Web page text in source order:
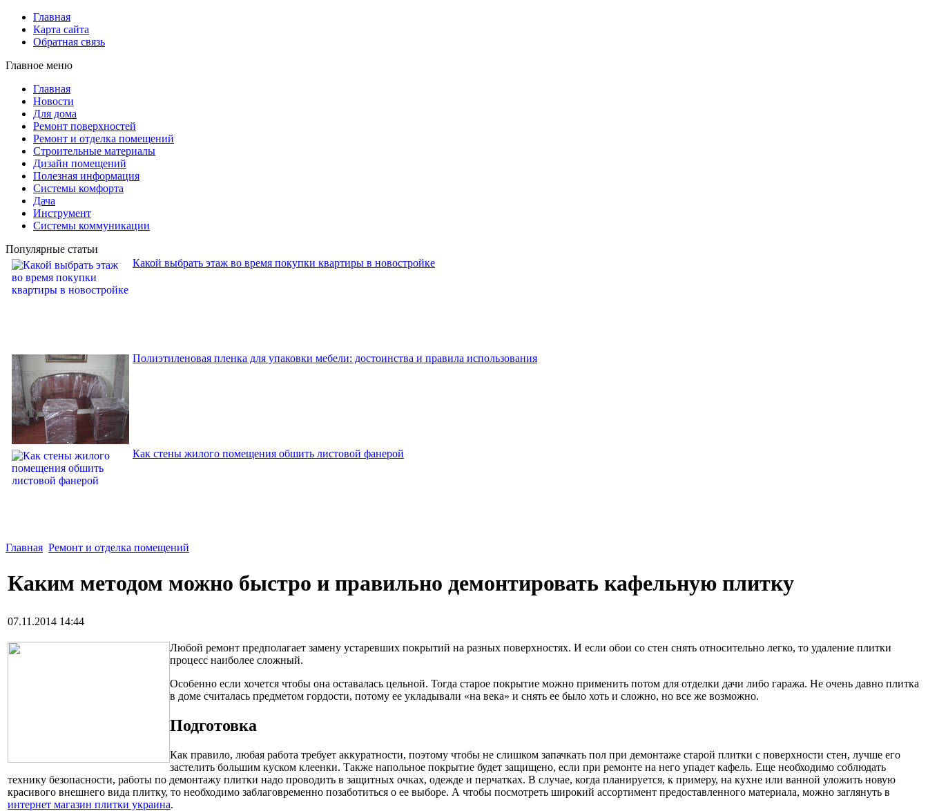
Главная
Карта сайта
Обратная связь
Главное меню
Главная
Новости
Для дома
Ремонт поверхностей
Ремонт и отделка помещений
Строительные материалы
Дизайн помещений
Полезная информация
Системы комфорта
Дача
Инструмент
Системы коммуникации
Популярные статьи
Какой выбрать этаж во время покупки квартиры в новостройке
Полиэтиленовая пленка для упаковки мебели: достоинства и правила использования
Как стены жилого помещения обшить листовой фанерой
Главная Ремонт и отделка помещений
Каким методом можно быстро и правильно демонтировать кафельную плитку
07.11.2014 14:44
Любой ремонт предполагает замену устаревших покрытий на разных поверхностях. И если обои со стен снять относительно легко, то удаление плитки
процесс наиболее сложный.
Особенно если хочется чтобы она оставалась цельной. Тогда старое покрытие можно применить потом для отделки дачи либо гаража. Не очень давно плитка
в доме считалась предметом гордости, потому ее укладывали «на века» и снять ее было хоть и сложно, но все же возможно.
Подготовка
Как правило, любая работа требует аккуратности, поэтому чтобы не слишком запачкать пол при демонтаже старой плитки с поверхности стен, лучше его
застелить большим куском клеенки. Также напольное покрытие будет защищено, если при ремонте на него упадет кафель. Еще необходимо соблюдать
технику безопасности, работы по демонтажу плитки надо проводить в защитных очках, одежде и перчатках. В случае, когда планируется, к примеру, на кухне или ванной уложить новую
красивого внешнего вида плитку, то необходимо заблаговременно позаботиться о ее выборе. А чтобы посмотреть широкий ассортимент предоставленного материала, можно заглянуть в
интернет магазин плитки украина.